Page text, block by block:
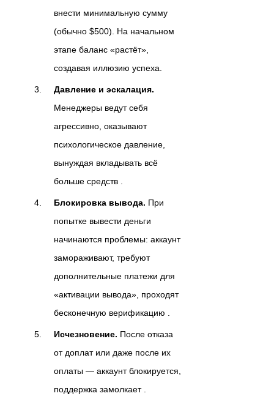
внести минимальную сумму
(обычно $500). На начальном
этапе баланс «растёт»,
создавая иллюзию успеха.
Давление и эскалация.
Менеджеры ведут себя
агрессивно, оказывают
психологическое давление,
вынуждая вкладывать всё
больше средств .
Блокировка вывода. При
попытке вывести деньги
начинаются проблемы: аккаунт
замораживают, требуют
дополнительные платежи для
«активации вывода», проходят
бесконечную верификацию .
Исчезновение. После отказа
от доплат или даже после их
оплаты — аккаунт блокируется,
поддержка замолкает .